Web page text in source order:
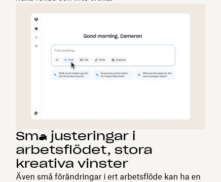
Små justeringar i
arbetsflödet, stora
kreativa vinster
Även små förändringar i ert arbetsflöde kan ha en